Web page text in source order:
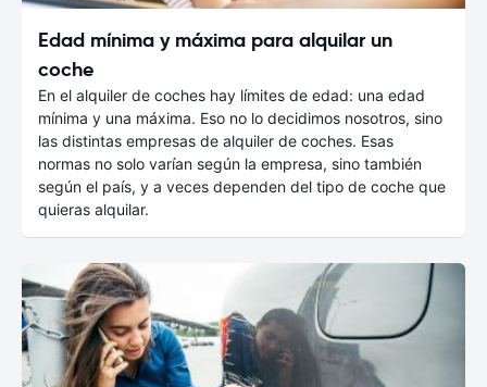
Edad mínima y máxima para alquilar un
coche
En el alquiler de coches hay límites de edad: una edad
mínima y una máxima. Eso no lo decidimos nosotros, sino
las distintas empresas de alquiler de coches. Esas
normas no solo varían según la empresa, sino también
según el país, y a veces dependen del tipo de coche que
quieras alquilar.